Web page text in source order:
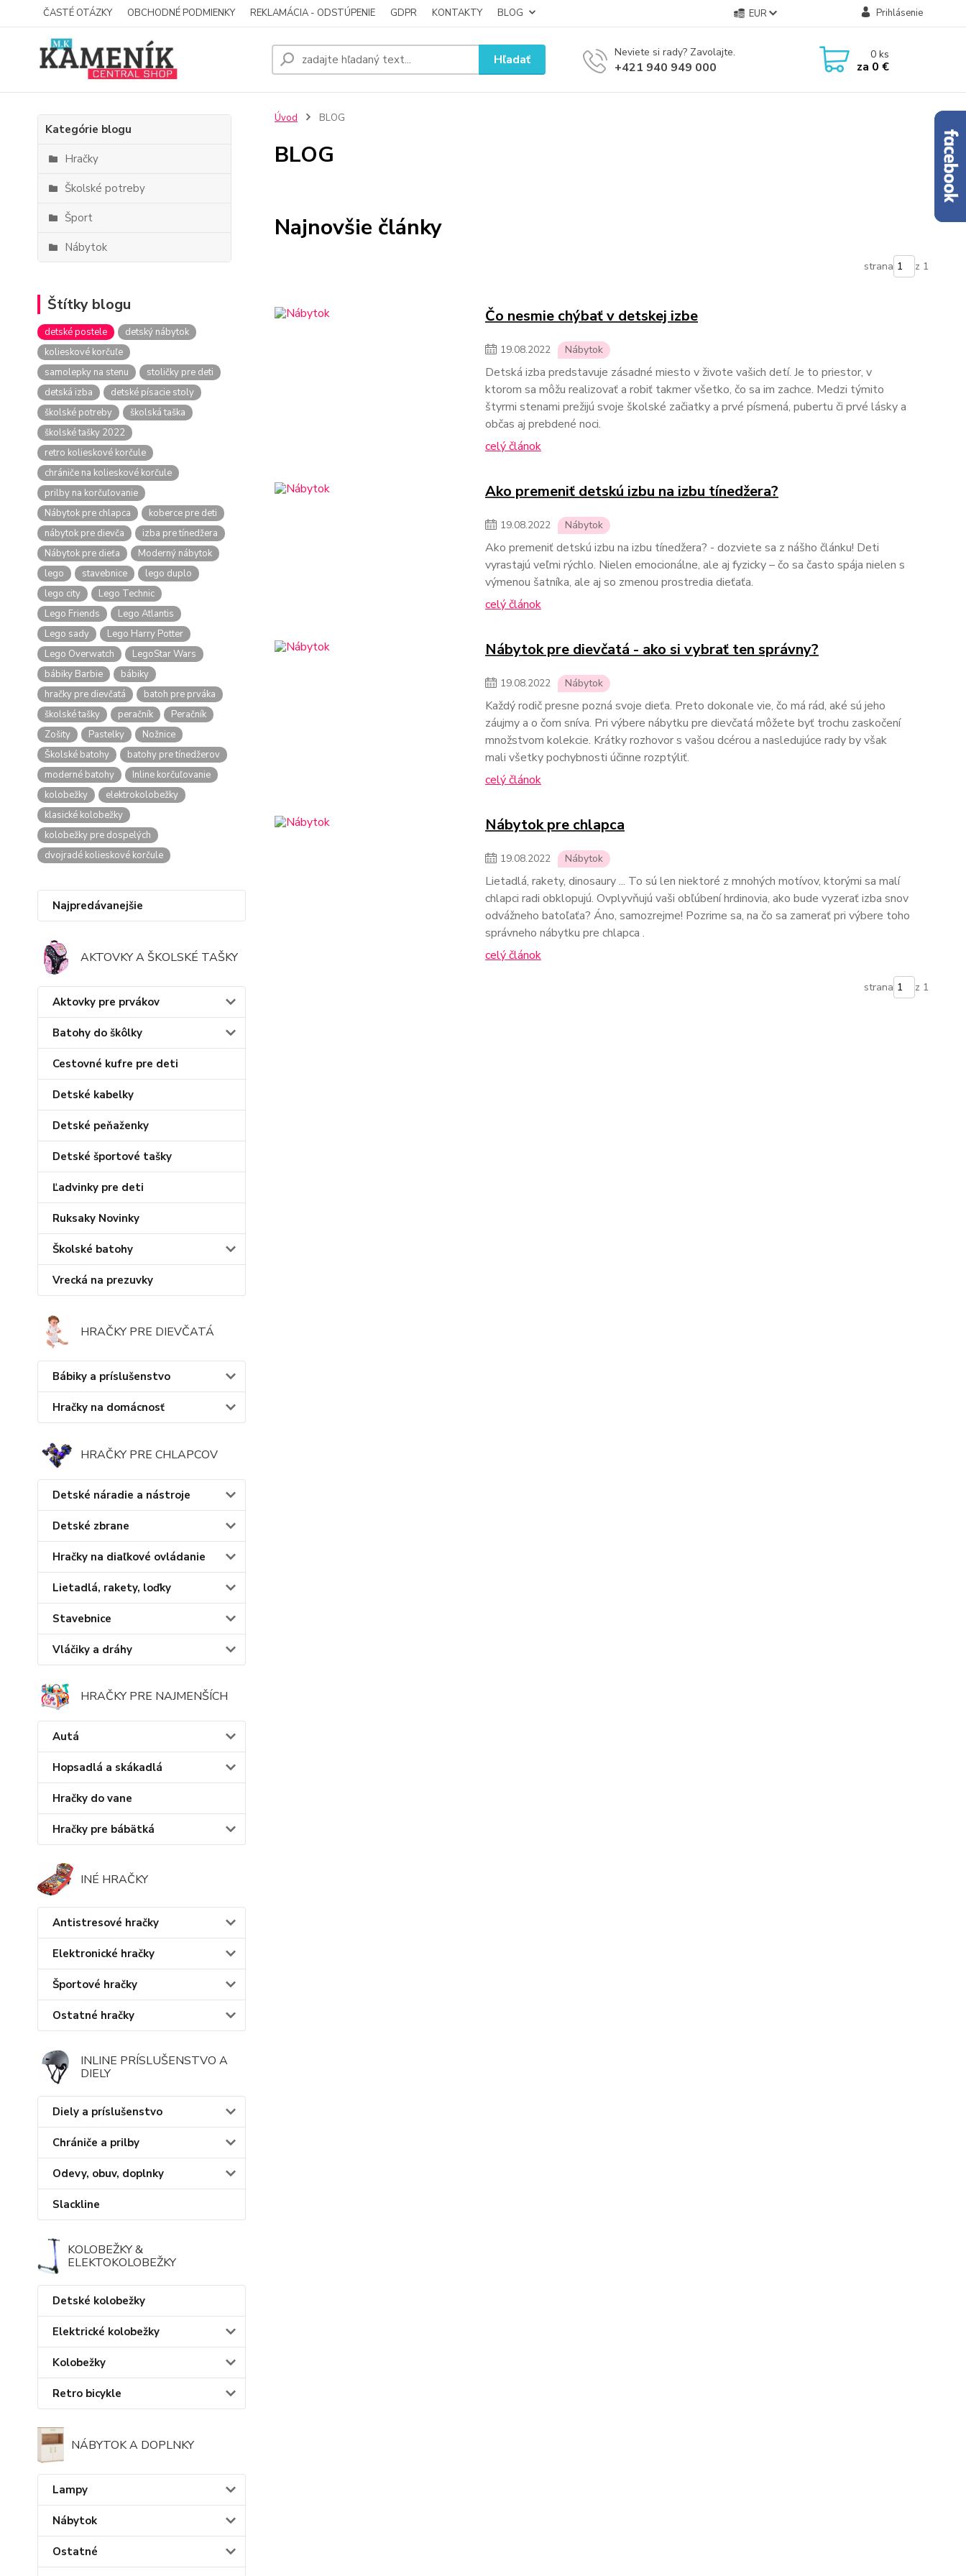
ČASTÉ OTÁZKY OBCHODNÉ PODMIENKY REKLAMÁCIA - ODSTÚPENIE GDPR KONTAKTY BLOG EUR Prihlásenie
Hľadať Neviete si rady? Zavolajte.
+421 940 949 000
0ks
za 0 €
Kategórie blogu
Hračky
Školské potreby
Šport
Nábytok
Štítky blogu
detské postele
detský nábytok
kolieskové korčuľe
samolepky na stenu
stoličky pre deti
detská izba
detské písacie stoly
školské potreby
školská taška
školské tašky 2022
retro kolieskové korčule
chrániče na kolieskové korčule
prilby na korčuľovanie
Nábytok pre chlapca
koberce pre deti
nábytok pre dievča
izba pre tínedžera
Nábytok pre dieťa
Moderný nábytok
lego
stavebnice
lego duplo
lego city
Lego Technic
Lego Friends
Lego Atlantis
Lego sady
Lego Harry Potter
Lego Overwatch
LegoStar Wars
bábiky Barbie
bábiky
hračky pre dievčatá
batoh pre prváka
školské tašky
peračník
Peračník
Zošity
Pastelky
Nožnice
Školské batohy
batohy pre tínedžerov
moderné batohy
Inline korčuľovanie
kolobežky
elektrokolobežky
klasické kolobežky
kolobežky pre dospelých
dvojradé kolieskové korčule
Najpredávanejšie
AKTOVKY A ŠKOLSKÉ TAŠKY
Aktovky pre prvákov
Batohy do škôlky
Cestovné kufre pre deti
Detské kabelky
Detské peňaženky
Detské športové tašky
Ľadvinky pre deti
Ruksaky Novinky
Školské batohy
Vrecká na prezuvky
HRAČKY PRE DIEVČATÁ
Bábiky a príslušenstvo
Hračky na domácnosť
HRAČKY PRE CHLAPCOV
Detské náradie a nástroje
Detské zbrane
Hračky na diaľkové ovládanie
Lietadlá, rakety, loďky
Stavebnice
Vláčiky a dráhy
HRAČKY PRE NAJMENŠÍCH
Autá
Hopsadlá a skákadlá
Hračky do vane
Hračky pre bábätká
INÉ HRAČKY
Antistresové hračky
Elektronické hračky
Športové hračky
Ostatné hračky
INLINE PRÍSLUŠENSTVO A
DIELY
Diely a príslušenstvo
Chrániče a prilby
Odevy, obuv, doplnky
Slackline
KOLOBEŽKY &
ELEKTOKOLOBEŽKY
Detské kolobežky
Elektrické kolobežky
Kolobežky
Retro bicykle
NÁBYTOK A DOPLNKY
Lampy
Nábytok
Ostatné
Úvod BLOG
BLOG
Najnovšie články
strana z 1
Čo nesmie chýbať v detskej izbe
19.08.2022 Nábytok
Detská izba predstavuje zásadné miesto v živote vašich detí. Je to priestor, v
ktorom sa môžu realizovať a robiť takmer všetko, čo sa im zachce. Medzi týmito
štyrmi stenami prežijú svoje školské začiatky a prvé písmená, pubertu či prvé lásky a
občas aj prebdené noci.
celý článok
Ako premeniť detskú izbu na izbu tínedžera?
19.08.2022 Nábytok
Ako premeniť detskú izbu na izbu tínedžera? - dozviete sa z nášho článku! Deti
vyrastajú veľmi rýchlo. Nielen emocionálne, ale aj fyzicky – čo sa často spája nielen s
výmenou šatníka, ale aj so zmenou prostredia dieťaťa.
celý článok
Nábytok pre dievčatá - ako si vybrať ten správny?
19.08.2022 Nábytok
Každý rodič presne pozná svoje dieťa. Preto dokonale vie, čo má rád, aké sú jeho
záujmy a o čom sníva. Pri výbere nábytku pre dievčatá môžete byť trochu zaskočení
množstvom kolekcie. Krátky rozhovor s vašou dcérou a nasledujúce rady by však
mali všetky pochybnosti účinne rozptýliť.
celý článok
Nábytok pre chlapca
19.08.2022 Nábytok
Lietadlá, rakety, dinosaury ... To sú len niektoré z mnohých motívov, ktorými sa malí
chlapci radi obklopujú. Ovplyvňujú vaši obľúbení hrdinovia, ako bude vyzerať izba snov
odvážneho batoľaťa? Áno, samozrejme! Pozrime sa, na čo sa zamerať pri výbere toho
správneho nábytku pre chlapca .
celý článok
strana z 1